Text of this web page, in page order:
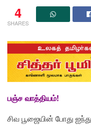
4
SHARES
பஞ்ச வாத்தியம்!
சிவ பூஜையின் போது